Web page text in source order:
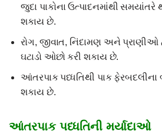
જુદા પાકોના ઉત્પાદનમાંથી સમયાંતરે
શકાય છે.
રોગ, જીવાત, નિંદામણ અને પ્રાણીઓ
ઘટાડો ઓછો કરી શકાય છે.
આંતરપાક પધ્ધતિથી પાક
શકાય છે.
આંતરપાક પધ્ધતિની મર્યાદાઓ